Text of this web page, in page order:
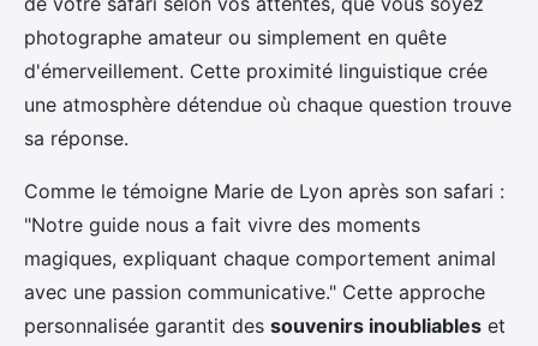
photographe amateur ou simplement en quête
d'émerveillement. Cette proximité linguistique crée
une atmosphère détendue où chaque question trouve
sa réponse.
Comme le témoigne Marie de Lyon après son safari :
"Notre guide nous a fait vivre des moments
magiques, expliquant chaque comportement animal
avec une passion communicative." Cette approche
personnalisée garantit des souvenirs inoubliables et